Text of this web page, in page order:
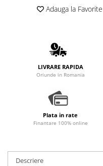
PortafiltreAdauga la Favorite
LIVRARE RAPIDA
Oriunde in Romania
Plata in rate
Finantare 100% online
Descriere